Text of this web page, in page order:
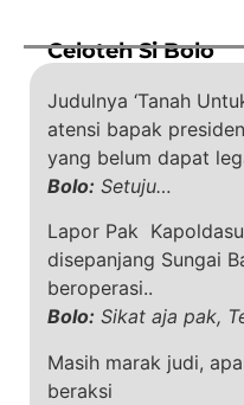
Celoteh Si Bolo
Judulnya ‘Tanah
atensi bapak
yang belum dapat
Bolo: Setuju…
Lapor Pak
disepanjang Sungai
beroperasi..
Bolo: Sikat aja pak,
Masih marak judi,
beraksi